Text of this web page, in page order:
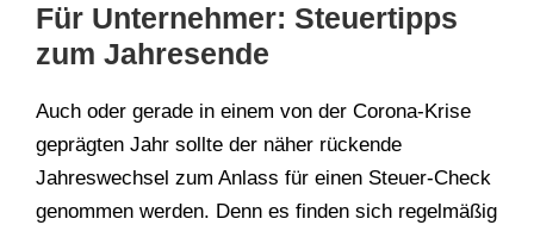
Für Unternehmer: Steuertipps
zum Jahresende
Auch oder gerade in einem von der Corona-Krise
geprägten Jahr sollte der näher rückende
Jahreswechsel zum Anlass für einen Steuer-Check
genommen werden. Denn es finden sich regelmäßig